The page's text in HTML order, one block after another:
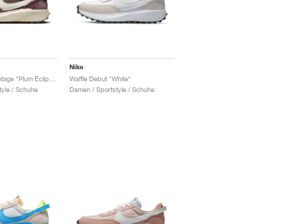
/ Schuhe
Nike
Waffle Debut "White"
Damen / Sportstyle / Schuhe